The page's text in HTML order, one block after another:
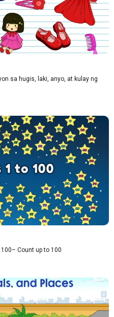
sa hugis, laki, anyo, at kulay ng
Count up to 100